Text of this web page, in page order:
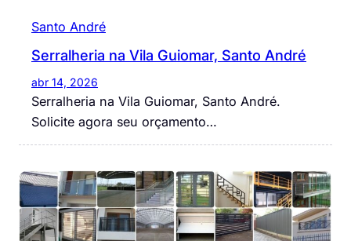
Santo André
Serralheria na Vila Guiomar, Santo André
abr 14, 2026
Serralheria na Vila Guiomar, Santo André.
Solicite agora seu orçamento…